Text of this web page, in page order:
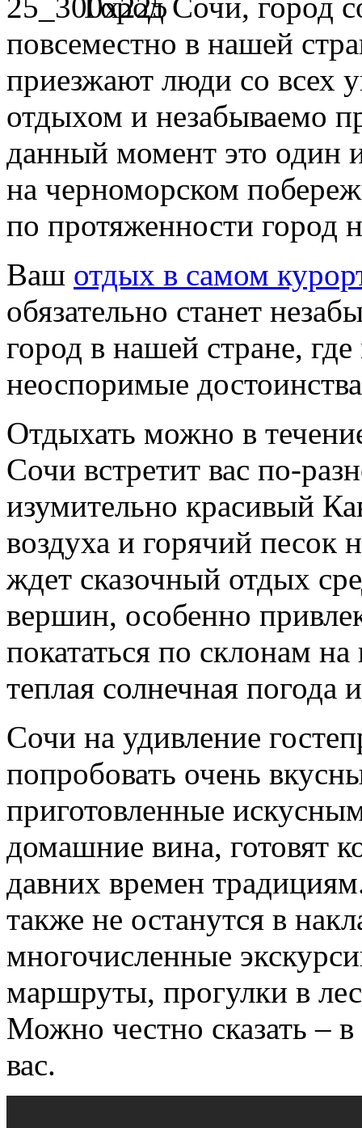
повсеместно в нашей
приезжают люди со всех
отдыхом и незабываемо
данный момент это один
на черноморском
по протяженности город
Ваш отдых в самом
обязательно станет
город в нашей стране,
неоспоримые
Отдыхать можно в
Сочи встретит вас по-
изумительно красивый
воздуха и горячий песок
ждет сказочный отдых
вершин, особенно
покататься по склонам
теплая солнечная
Сочи на удивление
попробовать очень
приготовленные
домашние вина, готовят
давних времен
также не останутся в
многочисленные
маршруты, прогулки в
Можно честно сказать –
вас.